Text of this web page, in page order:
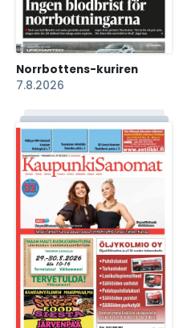
Norrbottens-kuriren
7.8.2026